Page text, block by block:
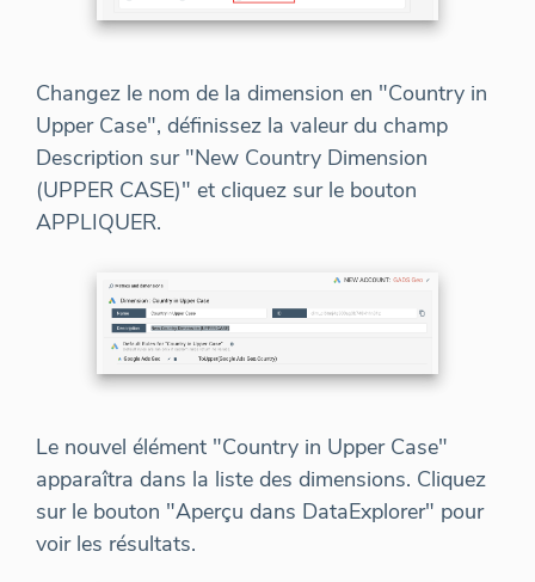
Changez le nom de la dimension en "Country in
Upper Case", définissez la valeur du champ
Description sur "New Country Dimension
(UPPER CASE)" et cliquez sur le bouton
APPLIQUER.
Le nouvel élément "Country in Upper Case"
apparaîtra dans la liste des dimensions. Cliquez
sur le bouton "Aperçu dans DataExplorer" pour
voir les résultats.